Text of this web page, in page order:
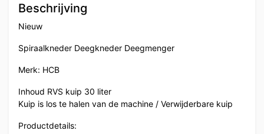
Beschrijving
Nieuw
Spiraalkneder Deegkneder Deegmenger
Merk: HCB
Inhoud RVS kuip 30 liter
Kuip is los te halen van de machine / Verwijderbare kuip
Productdetails: